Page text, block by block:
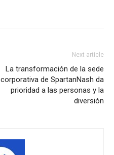
Next article
La transformación de la sede
corporativa de SpartanNash da
prioridad a las personas y la
diversión